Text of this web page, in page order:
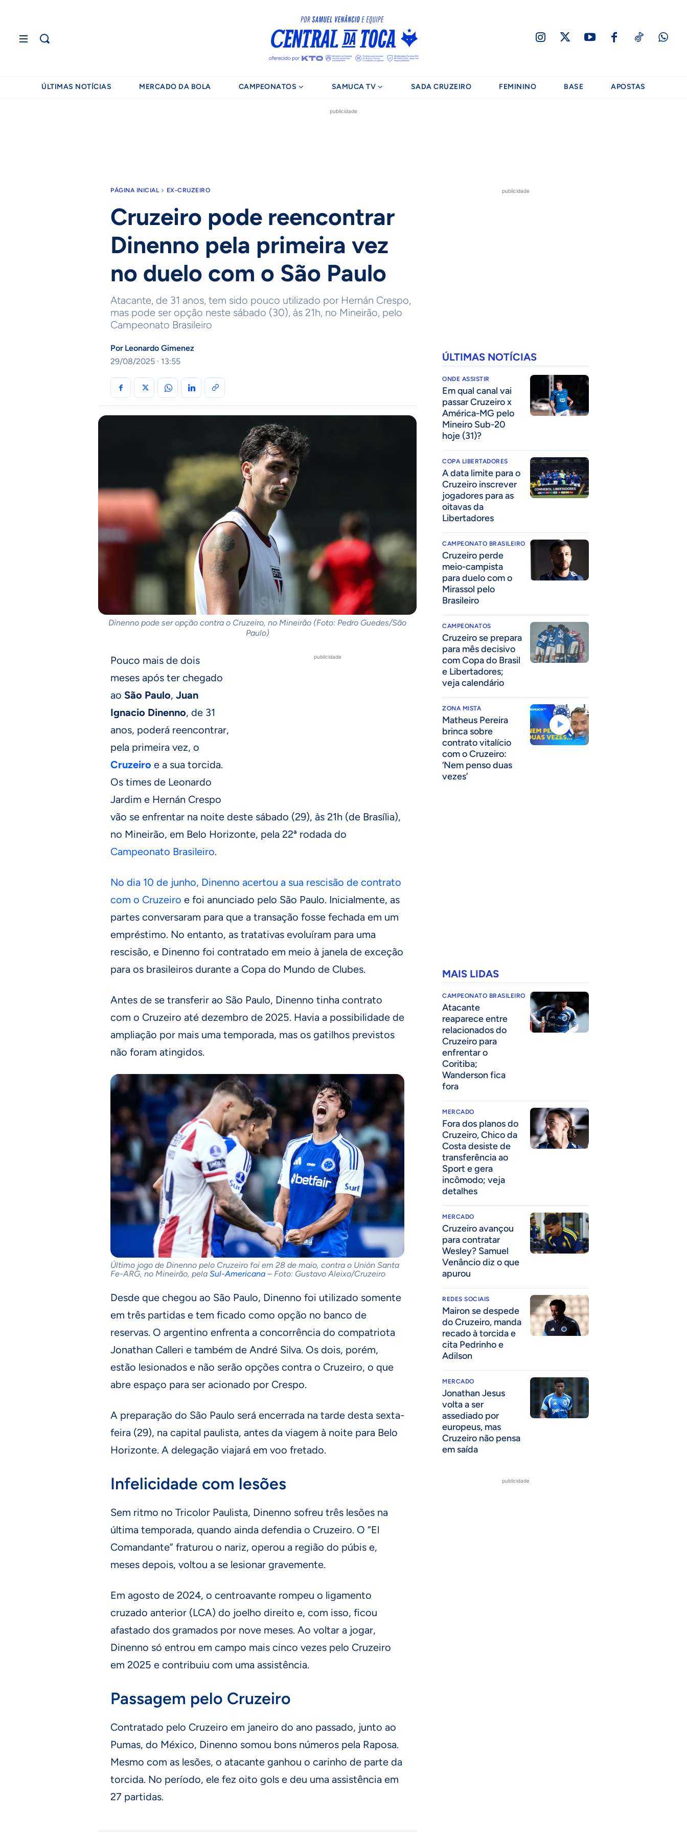
ÚLTIMAS NOTÍCIAS MERCADO DA BOLA CAMPEONATOS SAMUCA TV SADA CRUZEIRO FEMININO BASE APOSTAS
publicidade
PÁGINA INICIAL EX-CRUZEIRO
Cruzeiro pode reencontrar
Dinenno pela primeira vez
no duelo com o São Paulo
Atacante, de 31 anos, tem sido pouco utilizado por Hernán Crespo,
mas pode ser opção neste sábado (30), às 21h, no Mineirão, pelo
Campeonato Brasileiro
Por Leonardo Gimenez
29/08/2025 · 13:55
Dinenno pode ser opção contra o Cruzeiro, no Mineirão (Foto: Pedro Guedes/São
Paulo)
publicidade
Pouco mais de dois
meses após ter chegado
ao São Paulo, Juan
Ignacio Dinenno, de 31
anos, poderá reencontrar,
pela primeira vez, o
Cruzeiro e a sua torcida.
Os times de Leonardo
Jardim e Hernán Crespo
vão se enfrentar na noite deste sábado (29), às 21h (de Brasília),
no Mineirão, em Belo Horizonte, pela 22ª rodada do
Campeonato Brasileiro.
No dia 10 de junho, Dinenno acertou a sua rescisão de contrato
com o Cruzeiro e foi anunciado pelo São Paulo. Inicialmente, as
partes conversaram para que a transação fosse fechada em um
empréstimo. No entanto, as tratativas evoluíram para uma
rescisão, e Dinenno foi contratado em meio à janela de exceção
para os brasileiros durante a Copa do Mundo de Clubes.
Antes de se transferir ao São Paulo, Dinenno tinha contrato
com o Cruzeiro até dezembro de 2025. Havia a possibilidade de
ampliação por mais uma temporada, mas os gatilhos previstos
não foram atingidos.
Último jogo de Dinenno pelo Cruzeiro foi em 28 de maio, contra o Unión Santa
Fe-ARG, no Mineirão, pela Sul-Americana – Foto: Gustavo Aleixo/Cruzeiro
Desde que chegou ao São Paulo, Dinenno foi utilizado somente
em três partidas e tem ficado como opção no banco de
reservas. O argentino enfrenta a concorrência do compatriota
Jonathan Calleri e também de André Silva. Os dois, porém,
estão lesionados e não serão opções contra o Cruzeiro, o que
abre espaço para ser acionado por Crespo.
A preparação do São Paulo será encerrada na tarde desta sexta-
feira (29), na capital paulista, antes da viagem à noite para Belo
Horizonte. A delegação viajará em voo fretado.
Infelicidade com lesões
Sem ritmo no Tricolor Paulista, Dinenno sofreu três lesões na
última temporada, quando ainda defendia o Cruzeiro. O “El
Comandante” fraturou o nariz, operou a região do púbis e,
meses depois, voltou a se lesionar gravemente.
Em agosto de 2024, o centroavante rompeu o ligamento
cruzado anterior (LCA) do joelho direito e, com isso, ficou
afastado dos gramados por nove meses. Ao voltar a jogar,
Dinenno só entrou em campo mais cinco vezes pelo Cruzeiro
em 2025 e contribuiu com uma assistência.
Passagem pelo Cruzeiro
Contratado pelo Cruzeiro em janeiro do ano passado, junto ao
Pumas, do México, Dinenno somou bons números pela Raposa.
Mesmo com as lesões, o atacante ganhou o carinho de parte da
torcida. No período, ele fez oito gols e deu uma assistência em
27 partidas.
publicidade
ÚLTIMAS NOTÍCIAS
ONDE ASSISTIR
Em qual canal vai
passar Cruzeiro x
América-MG pelo
Mineiro Sub-20
hoje (31)?
COPA LIBERTADORES
A data limite para o
Cruzeiro inscrever
jogadores para as
oitavas da
Libertadores
CAMPEONATO BRASILEIRO
Cruzeiro perde
meio-campista
para duelo com o
Mirassol pelo
Brasileiro
CAMPEONATOS
Cruzeiro se prepara
para mês decisivo
com Copa do Brasil
e Libertadores;
veja calendário
ZONA MISTA
Matheus Pereira
brinca sobre
contrato vitalício
com o Cruzeiro:
‘Nem penso duas
vezes’
MAIS LIDAS
CAMPEONATO BRASILEIRO
Atacante
reaparece entre
relacionados do
Cruzeiro para
enfrentar o
Coritiba;
Wanderson fica
fora
MERCADO
Fora dos planos do
Cruzeiro, Chico da
Costa desiste de
transferência ao
Sport e gera
incômodo; veja
detalhes
MERCADO
Cruzeiro avançou
para contratar
Wesley? Samuel
Venâncio diz o que
apurou
REDES SOCIAIS
Mairon se despede
do Cruzeiro, manda
recado à torcida e
cita Pedrinho e
Adilson
MERCADO
Jonathan Jesus
volta a ser
assediado por
europeus, mas
Cruzeiro não pensa
em saída
publicidade